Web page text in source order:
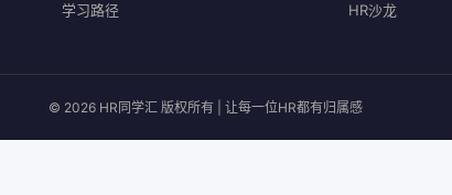
学习路径
HR沙龙
© 2026 HR同学汇 版权所有 | 让每一位HR都有归属感